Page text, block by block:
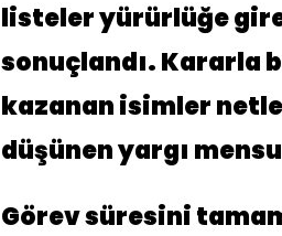
listeler yürürlüğe
sonuçlandı. Kararla
kazanan isimler
düşünen yargı
Görev süresini